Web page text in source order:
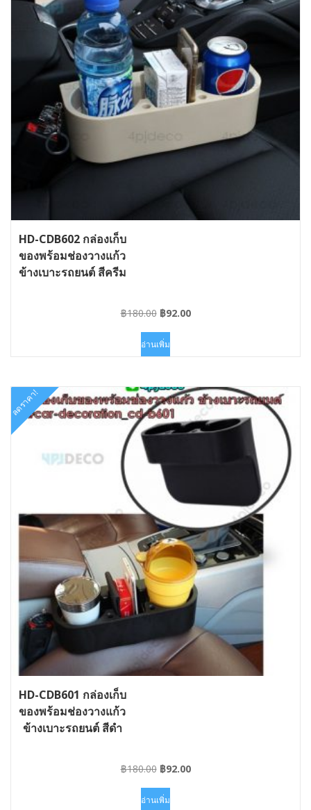
HD-CDB602 กล่องเก็บ
ของพร้อมช่องวางแก้ว
ข้างเบาะรถยนต์ สีครีม
฿180.00 Original
was:
฿180.00.
฿92.00Current
อ่านเพิ่ม
ลดราคา!
HD-CDB601 กล่องเก็บ
ของพร้อมช่องวางแก้ว
ข้างเบาะรถยนต์ สีดำ
฿180.00 Original
was:
฿92.00Current
อ่านเพิ่ม